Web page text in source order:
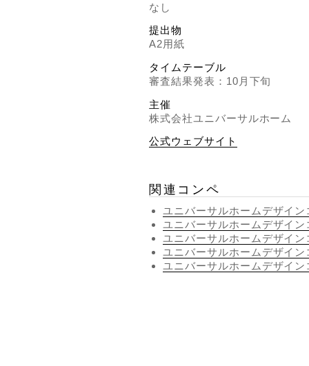
なし
提出物
A2用紙
タイムテーブル
審査結果発表：10月下旬
主催
株式会社ユニバーサルホーム
公式ウェブサイト
関連コンペ
ユニバーサルホームデザイ
ユニバーサルホームデザイ
ユニバーサルホームデザイ
ユニバーサルホームデザイ
ユニバーサルホームデザイ